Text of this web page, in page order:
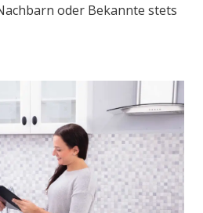
oder Bekannte stets